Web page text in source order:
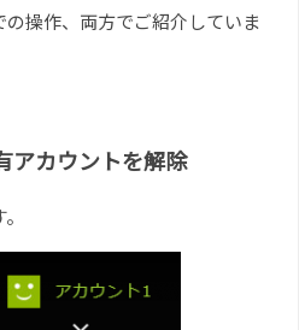
操作、両方でご紹介していま
アカウントを解除